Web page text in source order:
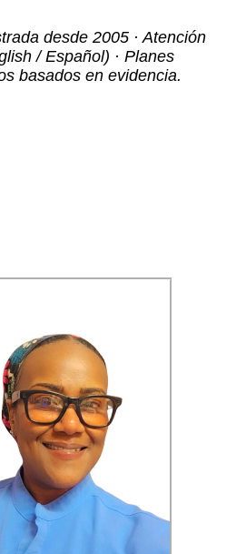
desde 2005 · Atención
/ Español) · Planes
basados en evidencia.